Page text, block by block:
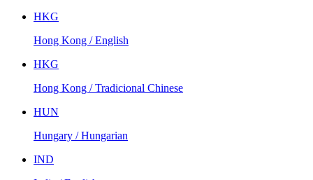
HKG
Hong Kong / English
HKG
Hong Kong / Tradicional Chinese
HUN
Hungary / Hungarian
IND